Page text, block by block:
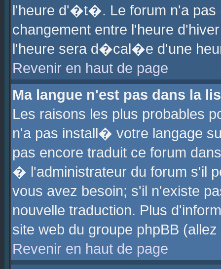
l'heure d'�t�. Le forum n'a
changement entre l'heure
l'heure sera d�cal�e d'une
Revenir en haut de page
Ma langue n'est pas dans la
Les raisons les plus probables
n'a pas install� votre langage
pas encore traduit ce forum
� l'administrateur du forum s'il
vous avez besoin; s'il n'existe
nouvelle traduction. Plus
site web du groupe phpBB
Revenir en haut de page